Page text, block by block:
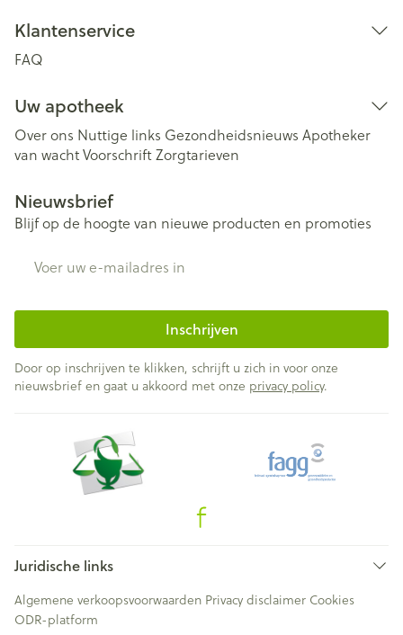
Klantenservice
FAQ
Uw apotheek
Over ons Nuttige links Gezondheidsnieuws Apotheker
van wachtVoorschriftZorgtarieven
Nieuwsbrief
Blijf op de hoogte van nieuwe producten en promoties
Inschrijven
Door op inschrijven te klikken, schrijft u zich in voor onze
nieuwsbrief en gaat u akkoord met onze privacy policy.
Juridische links
Algemene verkoopsvoorwaarden Privacy disclaimer Cookies
ODR-platform